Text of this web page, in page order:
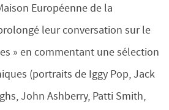
Européenne de la
leur conversation sur le
» en commentant une sélection
(portraits de Iggy Pop, Jack
John Ashberry, Patti Smith,